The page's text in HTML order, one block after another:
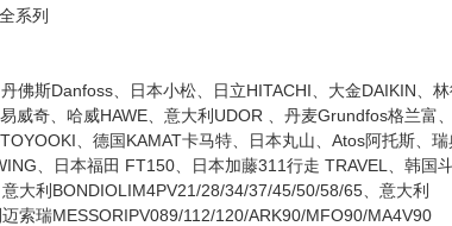
佛斯Danfoss、日本小松、日立HITACHI、大金DAIKIN、
威奇、哈威HAWE、意大利UDOR 、丹麦Grundfos格兰富
、德国KAMAT卡马特、日本丸山、Atos阿托斯、
、日本福田 FT150、日本加藤311行走 TRAVEL、韩国
大利BONDIOLIM4PV21/28/34/37/45/50/58/65、意大利
索瑞MESSORIPV089/112/120/ARK90/MFO90/MA4V90